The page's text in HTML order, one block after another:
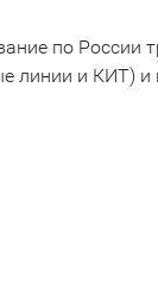
по России
линии и КИТ) и